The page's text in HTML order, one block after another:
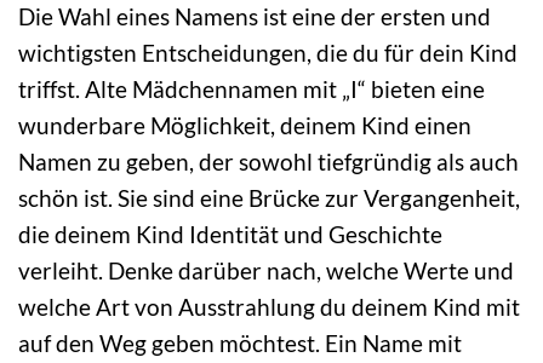
Die Wahl eines Namens ist eine der ersten und
wichtigsten Entscheidungen, die du für dein Kind
triffst. Alte Mädchennamen mit „I“ bieten eine
wunderbare Möglichkeit, deinem Kind einen
Namen zu geben, der sowohl tiefgründig als auch
schön ist. Sie sind eine Brücke zur Vergangenheit,
die deinem Kind Identität und Geschichte
verleiht. Denke darüber nach, welche Werte und
welche Art von Ausstrahlung du deinem Kind mit
auf den Weg geben möchtest. Ein Name mit